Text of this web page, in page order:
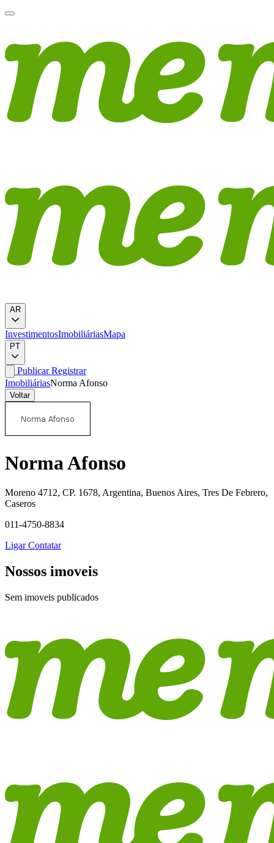
AR
InvestimentosImobiliáriasMapa
PT
PublicarRegistrar
ImobiliáriasNorma Afonso
Voltar
Norma Afonso
Moreno 4712, CP. 1678, Argentina, Buenos Aires, Tres De Febrero,
Caseros
011-4750-8834
LigarContatar
Nossos imoveis
Sem imoveis publicados